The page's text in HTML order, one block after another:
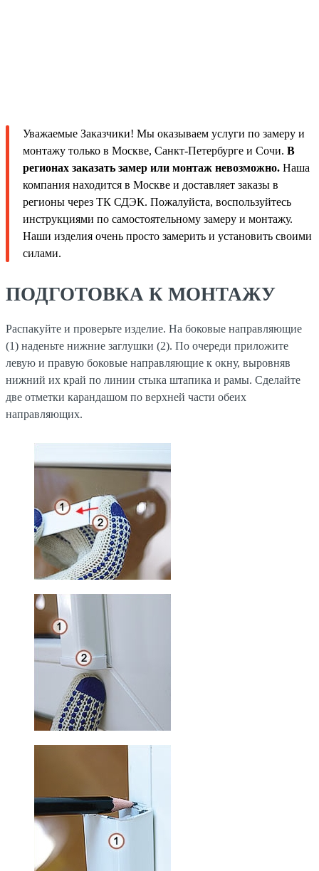
Уважаемые Заказчики! Мы оказываем услуги по замеру и
монтажу только в Москве, Санкт-Петербурге и Сочи. В
регионах заказать замер или монтаж невозможно. Наша
компания находится в Москве и доставляет заказы в
регионы через ТК СДЭК. Пожалуйста, воспользуйтесь
инструкциями по самостоятельному замеру и монтажу.
Наши изделия очень просто замерить и установить своими
силами.
ПОДГОТОВКА К МОНТАЖУ
Распакуйте и проверьте изделие. На боковые направляющие
(1) наденьте нижние заглушки (2). По очереди приложите
левую и правую боковые направляющие к окну, выровняв
нижний их край по линии стыка штапика и рамы. Сделайте
две отметки карандашом по верхней части обеих
направляющих.